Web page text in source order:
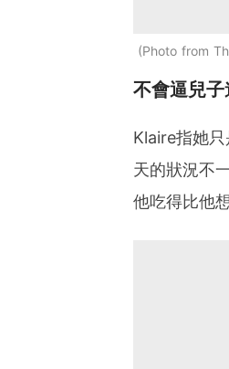
Photo from
不會逼兒子
Klaire指她
天的狀況不
他吃得比他